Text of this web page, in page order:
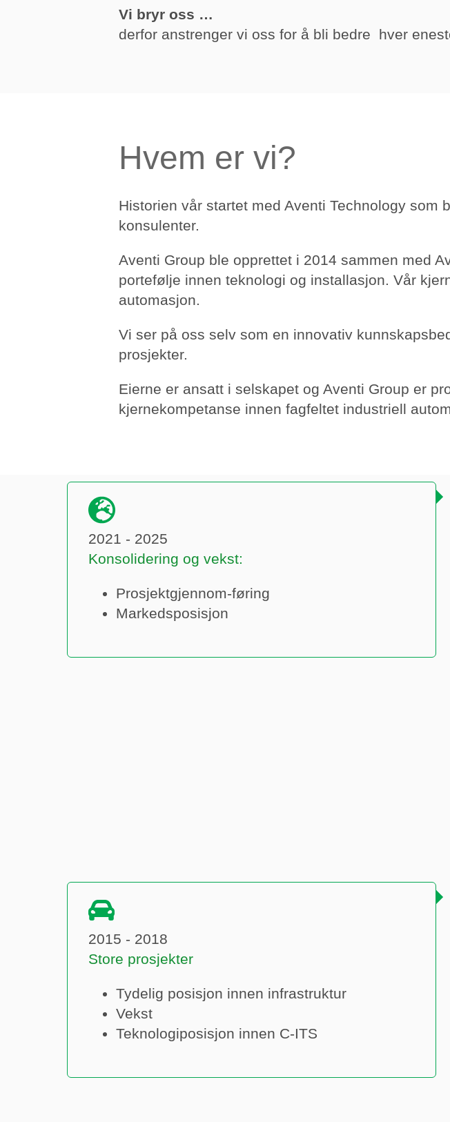
Vi bryr oss …
derfor anstrenger vi oss for å bli bedre hver
Hvem er vi?
Historien vår startet med Aventi Technology som
konsulenter.
Aventi Group ble opprettet i 2014 sammen med
portefølje innen teknologi og installasjon. Vår
automasjon.
Vi ser på oss selv som en innovativ
prosjekter.
Eierne er ansatt i selskapet og Aventi Group er
kjernekompetanse innen fagfeltet industriell
2021 - 2025
Konsolidering og vekst:
Prosjektgjennom-føring
Markedsposisjon
2015 - 2018
Store prosjekter
Tydelig posisjon innen infrastruktur
Vekst
Teknologiposisjon innen C-ITS